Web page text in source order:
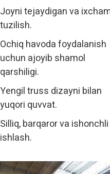
Joyni tejaydigan va
tuzilish.
Ochiq havoda foydalanish
uchun ajoyib shamol
qarshiligi.
Yengil truss dizayni bilan
yuqori quvvat.
Silliq, barqaror va ishonchli
ishlash.